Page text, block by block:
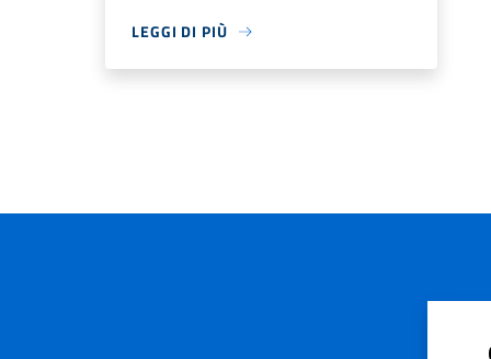
LEGGI DI PIÙ